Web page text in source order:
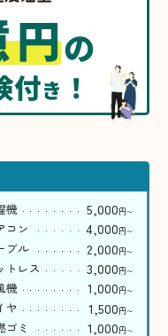
円の
付き ！
機 5,000円〜
コン 4,000円〜
ブル 2,000円〜
トレス 3,000円〜
機 1,000円〜
ヤ 1,500円〜
ゴミ 1,000円〜